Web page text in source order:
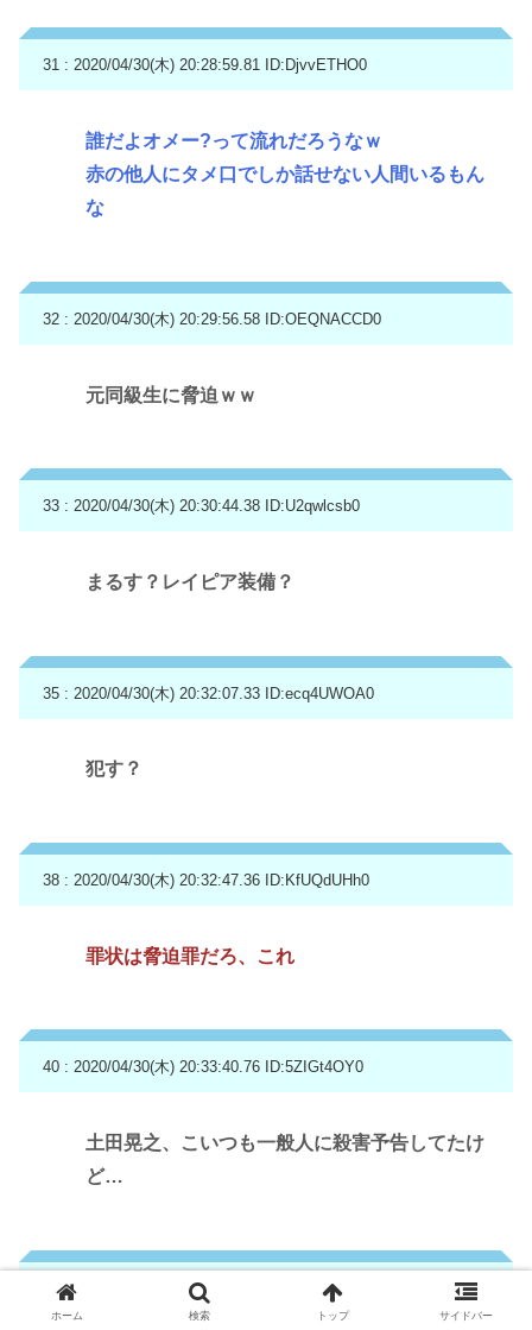
31 : 2020/04/30(木) 20:28:59.81 ID:DjvvETHO0
誰だよオメー?って流れだろうなｗ
赤の他人にタメ口でしか話せない人間いるもん
な
32 : 2020/04/30(木) 20:29:56.58 ID:OEQNACCD0
元同級生に脅迫ｗｗ
33 : 2020/04/30(木) 20:30:44.38 ID:U2qwlcsb0
まるす？レイピア装備？
35 : 2020/04/30(木) 20:32:07.33 ID:ecq4UWOA0
犯す？
38 : 2020/04/30(木) 20:32:47.36 ID:KfUQdUHh0
罪状は脅迫罪だろ、これ
40 : 2020/04/30(木) 20:33:40.76 ID:5ZIGt4OY0
土田晃之、こいつも一般人に殺害予告してたけ
ど…
42 : 2020/04/30(木) 20:34:01.68 ID:JcC9Tyq30
ホーム 検索 トップ サイドバー